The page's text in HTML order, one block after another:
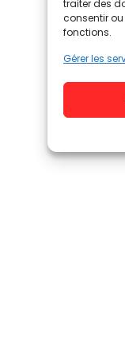
traiter des
consentir
fonctions.
Gérer les